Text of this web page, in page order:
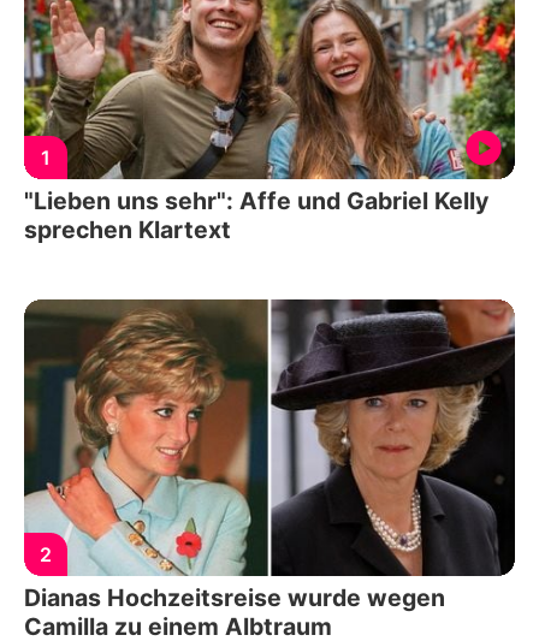
1
"Lieben uns sehr": Affe und Gabriel Kelly
sprechen Klartext
2
Dianas Hochzeitsreise wurde wegen
Camilla zu einem Albtraum